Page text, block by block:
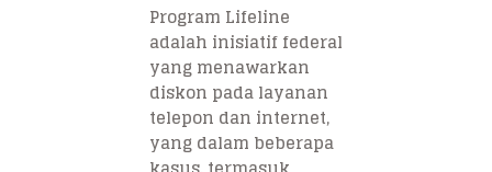
Program Lifeline
adalah inisiatif federal
yang menawarkan
diskon pada layanan
telepon dan internet,
yang dalam beberapa